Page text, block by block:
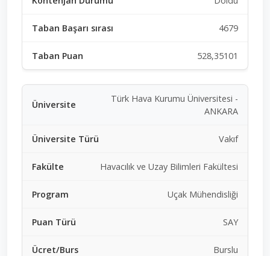
4679
528,35101
Türk Hava Kurumu Üniversitesi -
ANKARA
Vakıf
Havacılık ve Uzay Bilimleri Fakültesi
Uçak Mühendisliği
SAY
Burslu